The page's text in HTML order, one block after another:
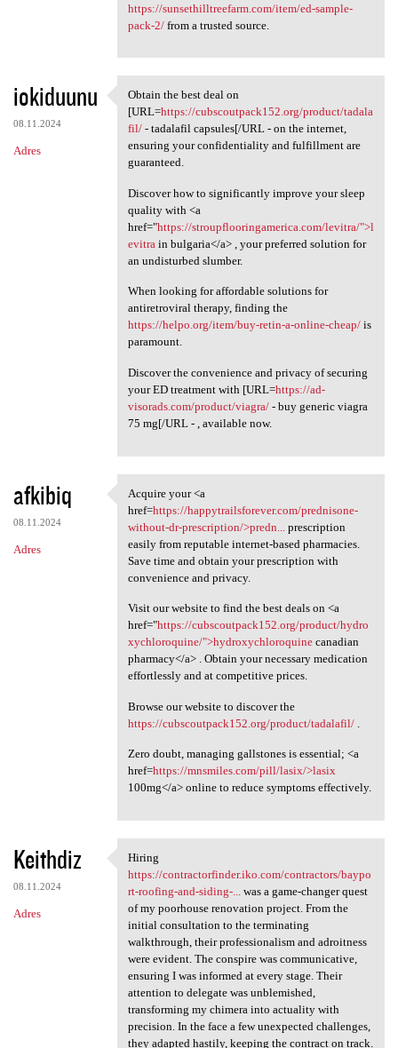
https://sunsethilltreefarm.com/item/ed-sample-
pack-2/from a trusted source.
iokiduunu
08.11.2024
Adres
Obtain the best deal on [URL
Obtain the best deal on
[URL=https://cubscoutpack152.org/product/tadala
fil/- tadalafil capsules[/URL - on the internet,
ensuring your confidentiality and fulfillment are
guaranteed.
Discover how to significantly improve your sleep
quality with <a
href="https://stroupflooringamerica.com/levitra/">l
evitra in bulgaria</a> , your preferred solution for
an undisturbed slumber.
When looking for affordable solutions for
antiretroviral therapy, finding the
https://helpo.org/item/buy-retin-a-online-cheap/is
paramount.
Discover the convenience and privacy of securing
your ED treatment with [URL=https://ad-
visorads.com/product/viagra/- buy generic viagra
75 mg[/URL - , available now.
afkibiq
08.11.2024
Adres
Acquire your <a href=https:/
Acquire your <a
href=https://happytrailsforever.com/prednisone-
without-dr-prescription/>predn...
prescription
easily from reputable internet-based pharmacies.
Save time and obtain your prescription with
convenience and privacy.
Visit our website to find the best deals on <a
href="https://cubscoutpack152.org/product/hydro
xychloroquine/">hydroxychloroquinecanadian
pharmacy</a> . Obtain your necessary medication
effortlessly and at competitive prices.
Browse our website to discover the
https://cubscoutpack152.org/product/tadalafil/.
Zero doubt, managing gallstones is essential; <a
href=https://mnsmiles.com/pill/lasix/>lasix
100mg</a> online to reduce symptoms effectively.
Keithdiz
08.11.2024
Adres
Hiring https:/
Hiring
https://contractorfinder.iko.com/contractors/baypo
rt-roofing-and-siding-...
was a game-changer quest
of my poorhouse renovation project. From the
initial consultation to the terminating
walkthrough, their professionalism and adroitness
were evident. The conspire was communicative,
ensuring I was informed at every stage. Their
attention to delegate was unblemished,
transforming my chimera into actuality with
precision. In the face a few unexpected challenges,
they adapted hastily, keeping the contract on track.